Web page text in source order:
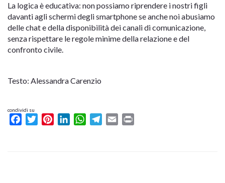
La logica è educativa: non possiamo riprendere i nostri figli
davanti agli schermi degli smartphone se anche noi abusiamo
delle chat e della disponibilità dei canali di comunicazione,
senza rispettare le regole minime della relazione e del
confronto civile.
Testo: Alessandra Carenzio
condividi su
FacebookTwitterPinterestLinkedInWhatsAppTelegram
Email